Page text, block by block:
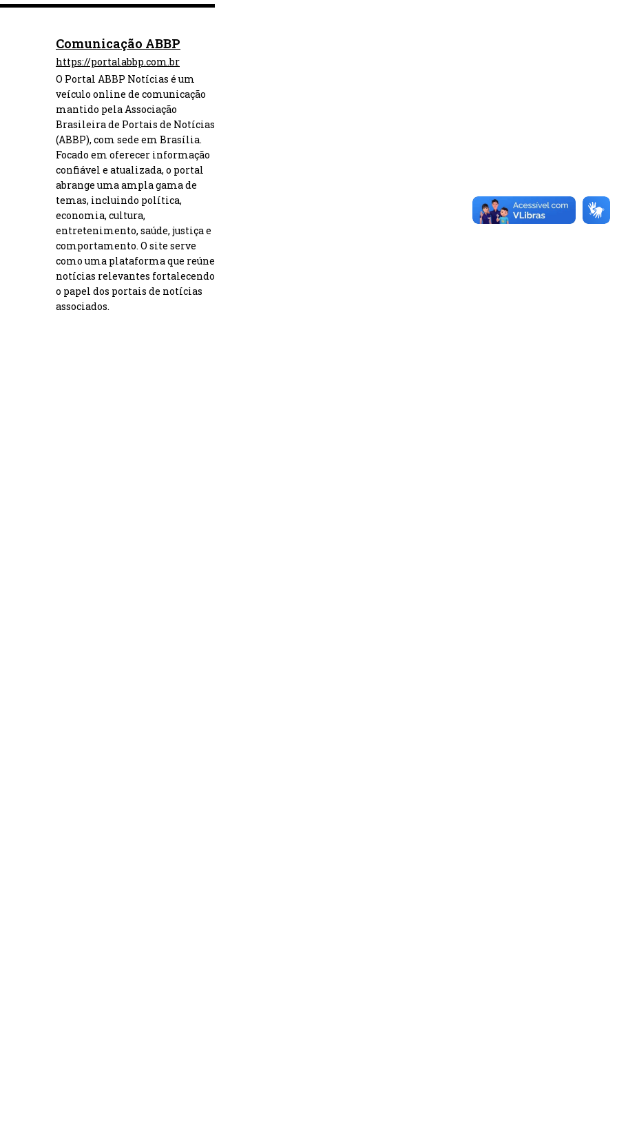
Comunicação ABBP
https://portalabbp.com.br
O Portal ABBP Notícias é um
veículo online de comunicação
mantido pela Associação
Brasileira de Portais de Notícias
(ABBP), com sede em Brasília.
Focado em oferecer informação
confiável e atualizada, o portal
abrange uma ampla gama de
temas, incluindo política,
economia, cultura,
entretenimento, saúde, justiça e
comportamento. O site serve
como uma plataforma que reúne
notícias relevantes fortalecendo
o papel dos portais de notícias
associados.